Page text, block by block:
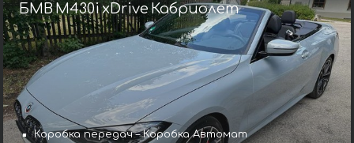
БМВ M430i xDrive Кабриолет
Коробка передач – Коробка Автомат